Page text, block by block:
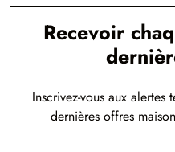
Recevoir
Inscrivez-vous aux
dernières offres